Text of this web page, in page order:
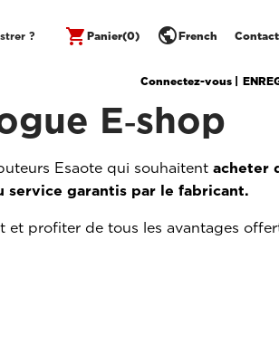
? publicFrench
shopping_cart Panier(0)
Connectez-vous |
E‑shop
Esaote qui souhaitent acheter
service garantis par le fabricant.
et profiter de tous les avantages